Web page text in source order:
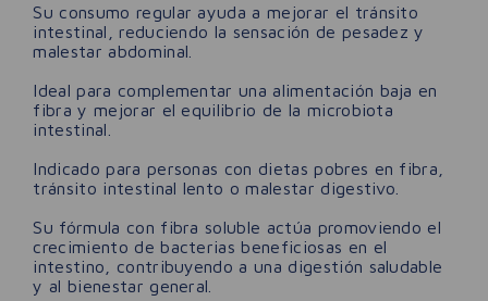
Su consumo regular ayuda a mejorar el tránsito
intestinal, reduciendo la sensación de pesadez y
malestar abdominal.
Ideal para complementar una alimentación baja en
fibra y mejorar el equilibrio de la microbiota
intestinal.
Indicado para personas con dietas pobres en fibra,
tránsito intestinal lento o malestar digestivo.
Su fórmula con fibra soluble actúa promoviendo el
crecimiento de bacterias beneficiosas en el
intestino, contribuyendo a una digestión saludable
y al bienestar general.